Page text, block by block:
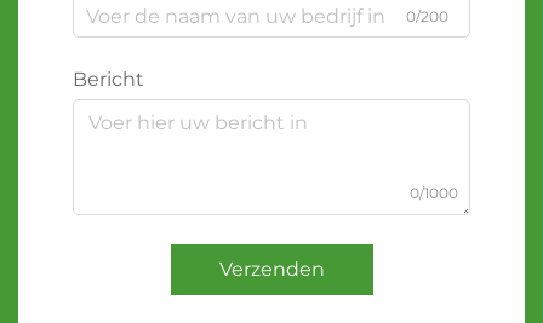
0/200
Bericht
0/1000
Verzenden